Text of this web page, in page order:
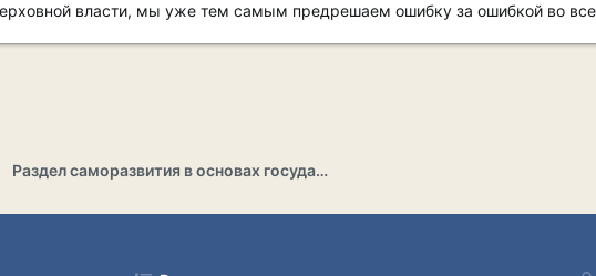
власти, мы уже тем самым предрешаем ошибку за ошибкой во
Раздел саморазвития в основах государственности